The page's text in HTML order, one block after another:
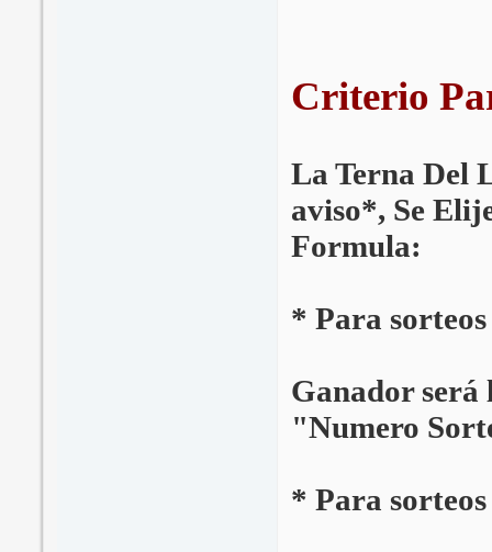
Criterio
La Terna Del
aviso*, Se
Formula:
* Para
Ganador será
"Numero
* Para